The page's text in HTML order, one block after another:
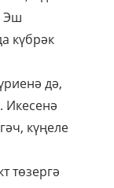
Эш
күбрәк
дә,
Икесенә
күңеле
төзергә